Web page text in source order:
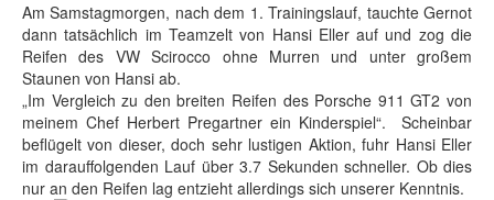
Am Samstagmorgen, nach dem 1. Trainingslauf, tauchte Gernot
dann tatsächlich im Teamzelt von Hansi Eller auf und zog die
Reifen des VW Scirocco ohne Murren und unter großem
Staunen von Hansi ab.
„Im Vergleich zu den breiten Reifen des Porsche 911 GT2 von
meinem Chef Herbert Pregartner ein Kinderspiel“. Scheinbar
beflügelt von dieser, doch sehr lustigen Aktion, fuhr Hansi Eller
im darauffolgenden Lauf über 3.7 Sekunden schneller. Ob dies
nur an den Reifen lag entzieht allerdings sich unserer Kenntnis.